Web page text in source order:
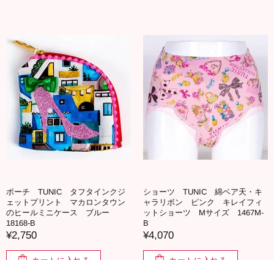
ポーチ TUNIC タフタインクジ
ェットプリント マカロンタウン
のヒールミニケース ブルー
18168-B
¥2,750
ショーツ TUNIC 綿ベア天・キ
ャラリボン ピンク キレイフィ
ットショーツ Mサイズ 1467M-
B
¥4,070